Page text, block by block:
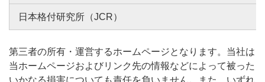
日本格付研究所（JCR）
第三者の所有・運営するホームページとなります。当社は
当ホームページおよびリンク先の情報などによって被った
いかなる損害についても責任を負いません。また、いずれ